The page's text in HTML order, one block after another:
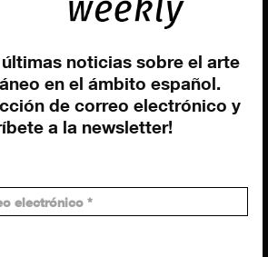
noticias sobre el arte
en el ámbito español.
de correo electrónico y
a la newsletter!
general